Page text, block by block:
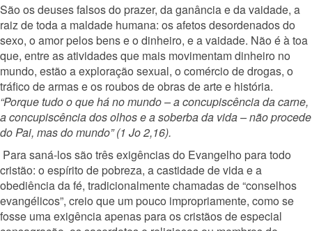
São os deuses falsos do prazer, da ganância e da vaidade, a
raiz de toda a maldade humana: os afetos desordenados do
sexo, o amor pelos bens e o dinheiro, e a vaidade. Não é à toa
que, entre as atividades que mais movimentam dinheiro no
mundo, estão a exploração sexual, o comércio de drogas, o
tráfico de armas e os roubos de obras de arte e história.
“Porque tudo o que há no mundo – a concupiscência da carne,
a concupiscência dos olhos e a soberba da vida – não procede
do Pai, mas do mundo” (1 Jo 2,16).
Para saná-los são três exigências do Evangelho para todo
cristão: o espírito de pobreza, a castidade de vida e a
obediência da fé, tradicionalmente chamadas de “conselhos
evangélicos”, creio que um pouco impropriamente, como se
fosse uma exigência apenas para os cristãos de especial